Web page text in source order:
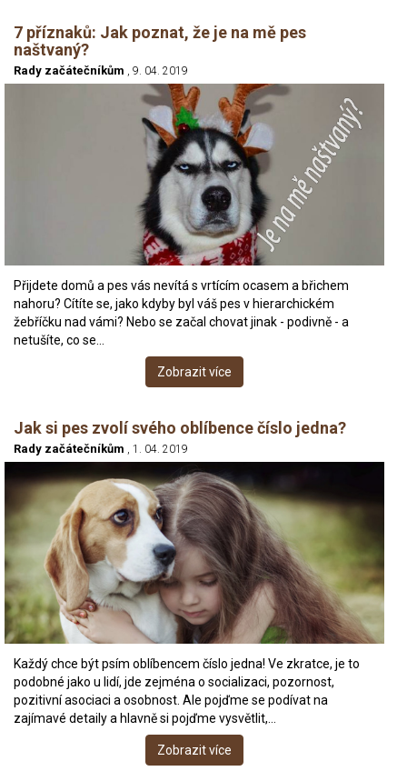
7 příznaků: Jak poznat, že je na mě pes
naštvaný?
Rady začátečníkům , 9. 04. 2019
Přijdete domů a pes vás nevítá s vrtícím ocasem a břichem
nahoru? Cítíte se, jako kdyby byl váš pes v hierarchickém
žebříčku nad vámi? Nebo se začal chovat jinak - podivně - a
netušíte, co se…
Zobrazit více
Jak si pes zvolí svého oblíbence číslo jedna?
Rady začátečníkům , 1. 04. 2019
Každý chce být psím oblíbencem číslo jedna! Ve zkratce, je to
podobné jako u lidí, jde zejména o socializaci, pozornost,
pozitivní asociaci a osobnost. Ale pojďme se podívat na
zajímavé detaily a hlavně si pojďme vysvětlit,…
Zobrazit více